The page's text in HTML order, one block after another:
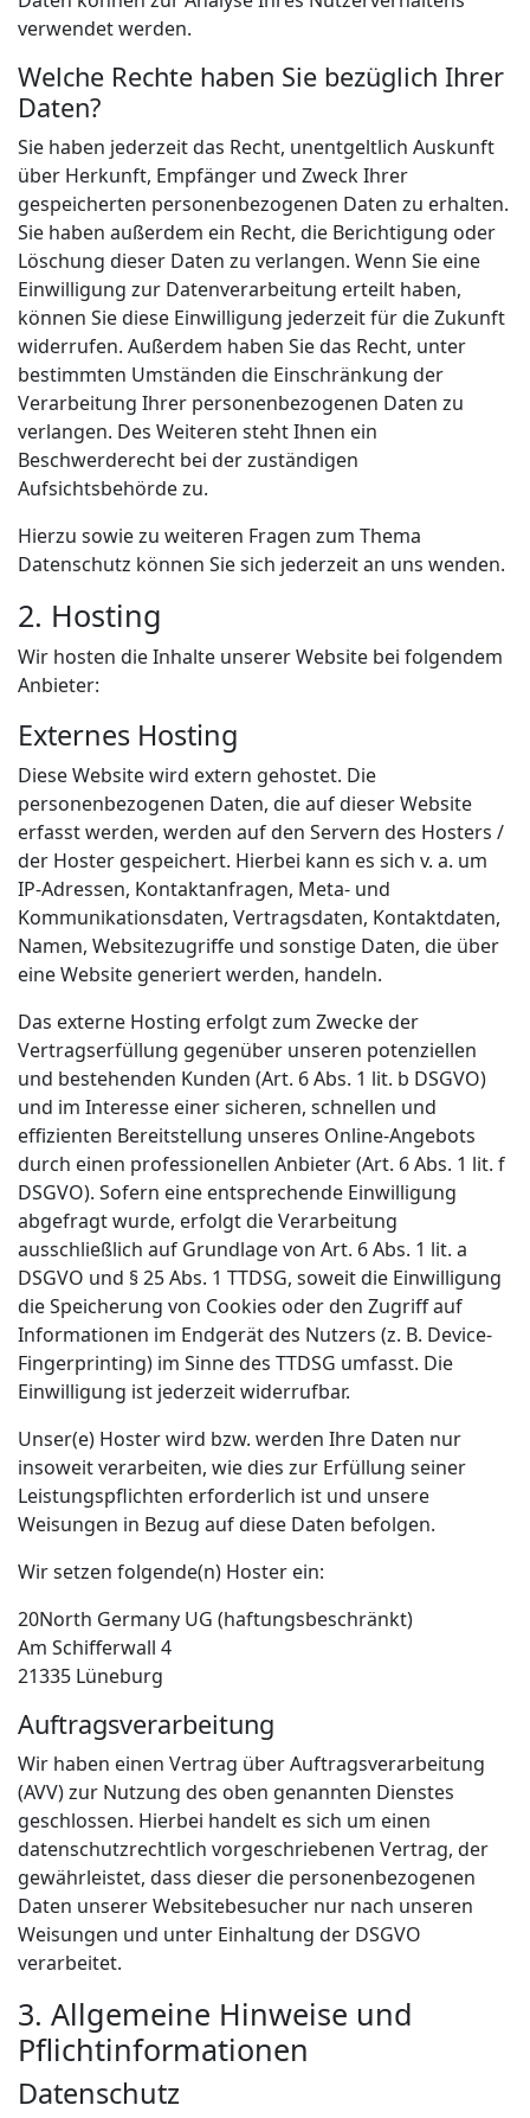
verwendet werden.
Welche Rechte haben Sie bezüglich Ihrer
Daten?
Sie haben jederzeit das Recht, unentgeltlich Auskunft
über Herkunft, Empfänger und Zweck Ihrer
gespeicherten personenbezogenen Daten zu erhalten.
Sie haben außerdem ein Recht, die Berichtigung oder
Löschung dieser Daten zu verlangen. Wenn Sie eine
Einwilligung zur Datenverarbeitung erteilt haben,
können Sie diese Einwilligung jederzeit für die Zukunft
widerrufen. Außerdem haben Sie das Recht, unter
bestimmten Umständen die Einschränkung der
Verarbeitung Ihrer personenbezogenen Daten zu
verlangen. Des Weiteren steht Ihnen ein
Beschwerderecht bei der zuständigen
Aufsichtsbehörde zu.
Hierzu sowie zu weiteren Fragen zum Thema
Datenschutz können Sie sich jederzeit an uns wenden.
2. Hosting
Wir hosten die Inhalte unserer Website bei folgendem
Anbieter:
Externes Hosting
Diese Website wird extern gehostet. Die
personenbezogenen Daten, die auf dieser Website
erfasst werden, werden auf den Servern des Hosters /
der Hoster gespeichert. Hierbei kann es sich v. a. um
IP-Adressen, Kontaktanfragen, Meta- und
Kommunikationsdaten, Vertragsdaten, Kontaktdaten,
Namen, Websitezugriffe und sonstige Daten, die über
eine Website generiert werden, handeln.
Das externe Hosting erfolgt zum Zwecke der
Vertragserfüllung gegenüber unseren potenziellen
und bestehenden Kunden (Art. 6 Abs. 1 lit. b DSGVO)
und im Interesse einer sicheren, schnellen und
effizienten Bereitstellung unseres Online-Angebots
durch einen professionellen Anbieter (Art. 6 Abs. 1 lit. f
DSGVO). Sofern eine entsprechende Einwilligung
abgefragt wurde, erfolgt die Verarbeitung
ausschließlich auf Grundlage von Art. 6 Abs. 1 lit. a
DSGVO und § 25 Abs. 1 TTDSG, soweit die Einwilligung
die Speicherung von Cookies oder den Zugriff auf
Informationen im Endgerät des Nutzers (z. B. Device-
Fingerprinting) im Sinne des TTDSG umfasst. Die
Einwilligung ist jederzeit widerrufbar.
Unser(e) Hoster wird bzw. werden Ihre Daten nur
insoweit verarbeiten, wie dies zur Erfüllung seiner
Leistungspflichten erforderlich ist und unsere
Weisungen in Bezug auf diese Daten befolgen.
Wir setzen folgende(n) Hoster ein:
20North Germany UG (haftungsbeschränkt)
Am Schifferwall 4
21335 Lüneburg
Auftragsverarbeitung
Wir haben einen Vertrag über Auftragsverarbeitung
(AVV) zur Nutzung des oben genannten Dienstes
geschlossen. Hierbei handelt es sich um einen
datenschutzrechtlich vorgeschriebenen Vertrag, der
gewährleistet, dass dieser die personenbezogenen
Daten unserer Websitebesucher nur nach unseren
Weisungen und unter Einhaltung der DSGVO
verarbeitet.
3. Allgemeine Hinweise und
Pflicht­informationen
Datenschutz